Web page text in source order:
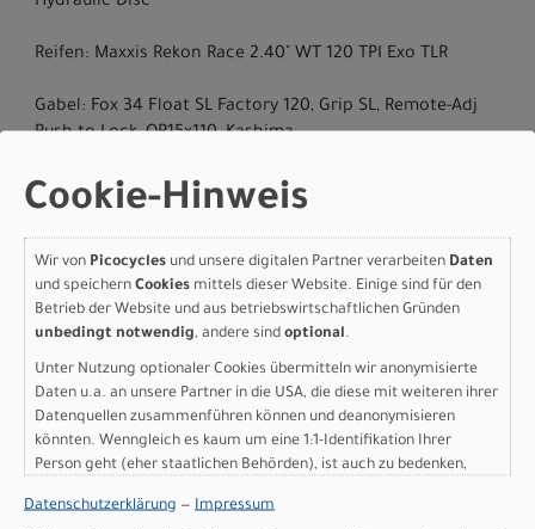
Reifen: Maxxis Rekon Race 2.40" WT 120 TPI Exo TLR
Gabel: Fox 34 Float SL Factory 120, Grip SL, Remote-Adj
Push to Lock, QR15x110, Kashima
Schaltwerk hinten: Sram X0 Eagle AXS
Kurbelsatz: Sram X0 Eagle Dub Black 34t
Kassette: Sram GX-1275 Eagle 10-52t 12-Speed
Kette: Sram GX Eagle 12-Speed
Steuersatz: Alloy 1-1/2", Black Oxidated Bearing
Lenker: OC Mountain Performance MP10 Carbon, Cockpit,
Width 760
Cookie-Hinweis
Wir von Picocycles und unsere digitalen Partner verarbeiten Daten
und speichern Cookies mittels dieser Website. Einige sind für den
Betrieb der Website und aus betriebswirtschaftlichen Gründen
unbedingt notwendig, andere sind optional.
Unter Nutzung optionaler Cookies übermitteln wir anonymisierte
Daten u.a. an unsere Partner in die USA, die diese mit weiteren ihrer
Datenquellen zusammenführen können und deanonymisieren
könnten. Wenngleich es kaum um eine 1:1-Identifikation Ihrer
Person geht (eher staatlichen Behörden), ist auch zu bedenken,
sind wie bei uns in der Europäischen Union.
Datenschutzerklärung — Impressum